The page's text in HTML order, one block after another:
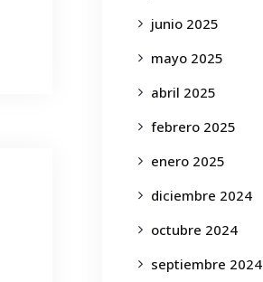
junio 2025
mayo 2025
abril 2025
febrero 2025
enero 2025
diciembre 2024
octubre 2024
septiembre 2024